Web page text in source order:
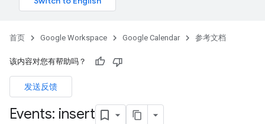
首页 Google Workspace Google Calendar 参考文档
该内容对您有帮助吗？
发送反馈
Events: insert